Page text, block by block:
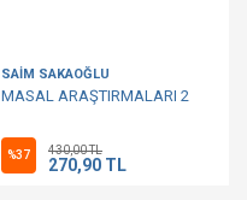
SAİM SAKAOĞLU
MASAL ARAŞTIRMALARI 2
%37 430,00 TL
270,90 TL